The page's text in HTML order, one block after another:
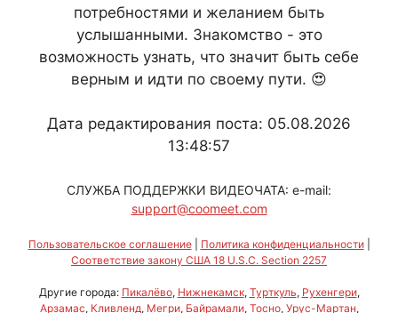
потребностями и желанием быть
услышанными. Знакомство - это
возможность узнать, что значит быть себе
верным и идти по своему пути. 😍
Дата редактирования поста: 05.08.2026
13:48:57
СЛУЖБА ПОДДЕРЖКИ ВИДЕОЧАТА: e-mail:
support@coomeet.com
Пользовательское соглашение| Политика конфиденциальности|
Соответствие закону США 18 U.S.C. Section 2257
Другие города: Пикалёво, Нижнекамск, Турткуль, Рухенгери,
Арзамас, Кливленд, Мегри, Байрамали, Тосно, Урус-Мартан,